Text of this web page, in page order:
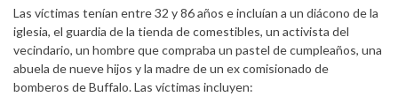
Las víctimas tenían entre 32 y 86 años e incluían a un diácono de la
iglesia, el guardia de la tienda de comestibles, un activista del
vecindario, un hombre que compraba un pastel de cumpleaños, una
abuela de nueve hijos y la madre de un ex comisionado de
bomberos de Buffalo. Las víctimas incluyen: